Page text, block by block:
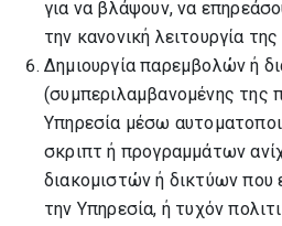
για να βλάψουν, να
την κανονική λειτουργία
Δημιουργία παρεμβολών ή
(συμπεριλαμβανομένης της
Υπηρεσία μέσω
σκριπτ ή προγραμμάτων
διακομιστών ή δικτύων που
την Υπηρεσία, ή τυχόν
προέλευσης